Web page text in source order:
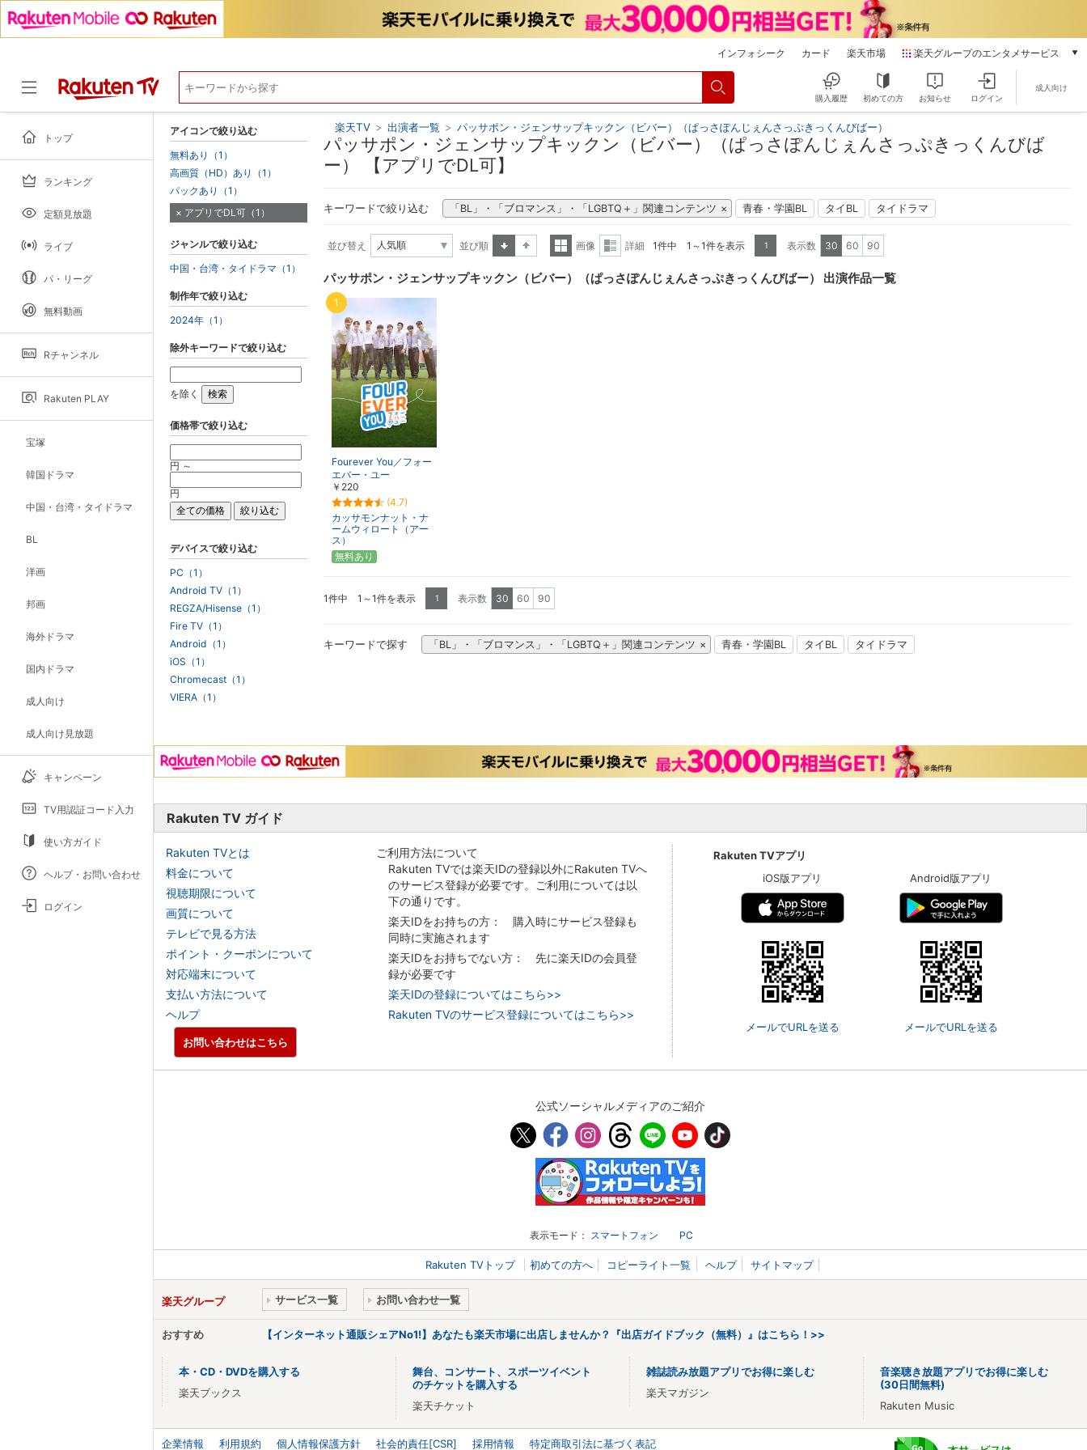
インフォシーク カード 楽天市場 楽天グループのエンタメサービス
本/ゲーム/CD/DVD
電子書籍
動画配信
購入履歴 初めての方 お知らせ ログイン
成人向け
トップ
ランキング
定額見放題
ライブ
パ・リーグ
無料動画
Rチャンネル
Rakuten PLAY
宝塚
韓国ドラマ
中国・台湾・タイドラマ
BL
洋画
邦画
海外ドラマ
国内ドラマ
成人向け
成人向け見放題
キャンペーン
TV用認証コード入力
使い方ガイド
ヘルプ・お問い合わせ
ログイン
楽天TV > 出演者一覧 > パッサポン・ジェンサップキックン（ビバー）（ぱっさぽんじぇんさっぷきっくんびばー）
パッサポン・ジェンサップキックン（ビバー）（ぱっさぽんじぇんさっぷきっくんびば
ー） 【アプリでDL可】
キーワードで絞り込む 「BL」・「ブロマンス」・「LGBTQ＋」関連コンテンツ 青春・学園BL タイBL タイドラマ
並び替え
並び順
表示
画像
表示
詳細 1件中 1～1件を表示 1 表示数 30 60 90
パッサポン・ジェンサップキックン（ビバー）（ぱっさぽんじぇんさっぷきっくんびばー） 出演作品一覧
Fourever You／フォー
エバー・ユー
￥220
(4.7)
カッサモンナット・ナ
ームウィロート（アー
ス）
1
無料あり
1件中 1～1件を表示 1 表示数 30 60 90
キーワードで探す 「BL」・「ブロマンス」・「LGBTQ＋」関連コンテンツ 青春・学園BL タイBL タイドラマ
アイコンで絞り込む
無料あり（1）
高画質（HD）あり（1）
パックあり（1）
アプリでDL可（1）
ジャンルで絞り込む
中国・台湾・タイドラマ（1）
制作年で絞り込む
2024年（1）
除外キーワードで絞り込む
を除く
価格帯で絞り込む
円 ～
円
デバイスで絞り込む
PC（1）
Android TV（1）
REGZA/Hisense（1）
Fire TV（1）
Android（1）
iOS（1）
Chromecast（1）
VIERA（1）
Rakuten TV ガイド
Rakuten TVとは
料金について
視聴期限について
画質について
テレビで見る方法
ポイント・クーポンについて
対応端末について
支払い方法について
ヘルプ
ご利用方法について
Rakuten TVでは楽天IDの登録以外にRakuten TVへ
のサービス登録が必要です。ご利用については以
下の通りです。
楽天IDをお持ちの方： 購入時にサービス登録も
同時に実施されます
楽天IDをお持ちでない方： 先に楽天IDの会員登
録が必要です
楽天IDの登録についてはこちら>>
Rakuten TVのサービス登録についてはこちら>>
Rakuten TVアプリ
iOS版アプリ
メールでURLを送る
Android版アプリ
メールでURLを送る
お問い合わせはこちら
公式ソーシャルメディアのご紹介
表示モード： スマートフォン PC
Rakuten TVトップ 初めての方へ コピーライト一覧 ヘルプ サイトマップ
楽天グループ サービス一覧 お問い合わせ一覧
おすすめ 【インターネット通販シェアNo1!】あなたも楽天市場に出店しませんか？『出店ガイドブック（無料）』はこちら！>>
本・CD・DVDを購入する
楽天ブックス
舞台、コンサート、スポーツイベント
のチケットを購入する
楽天チケット
雑誌読み放題アプリでお得に楽しむ
楽天マガジン
音楽聴き放題アプリでお得に楽しむ
(30日間無料)
Rakuten Music
企業情報 利用規約 個人情報保護方針 社会的責任[CSR] 採用情報 特定商取引法に基づく表記